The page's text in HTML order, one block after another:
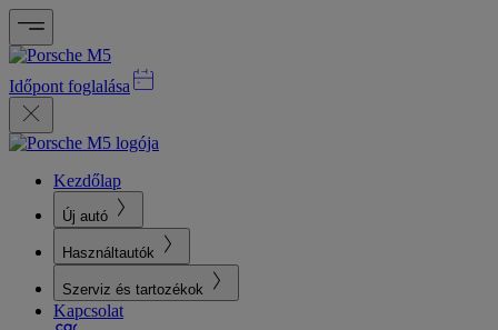
Időpont foglalása
Kezdőlap
Új autó
Használtautók
Szerviz és tartozékok
Kapcsolat